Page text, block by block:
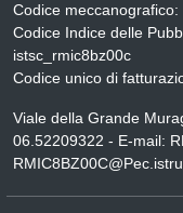
Codice meccanografico:
Codice Indice delle
istsc_rmic8bz00c
Codice unico di
Viale della Grande
06.52209322 - E-mail: